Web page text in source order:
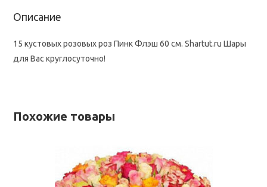
Описание
15 кустовых розовых роз Пинк Флэш 60 см. Shartut.ru Шары
для Вас круглосуточно!
Похожие товары